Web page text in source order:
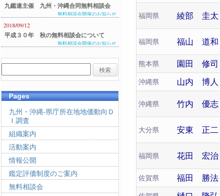
福岡県 綾部 圭太
福岡県 福山 道和
熊本県 園田 修司
沖縄県 山内 博人
沖縄県 竹内 優志
大分県 安東 正二
福岡県 花田 宏治
佐賀県 福田 勝法
九鑑連主催 九州・沖縄合同無料相談会
のご案内
無料相談会開催のお知らせ
2018/09/12
平成３０年 秋の無料相談会について
無料相談会開催のお知らせ
Pages
九州・沖縄-県庁所在地地価動向Ｄ
Ｉ調査
組織案内
活動案内
情報公開
鑑定評価制度のご案内
無料相談会